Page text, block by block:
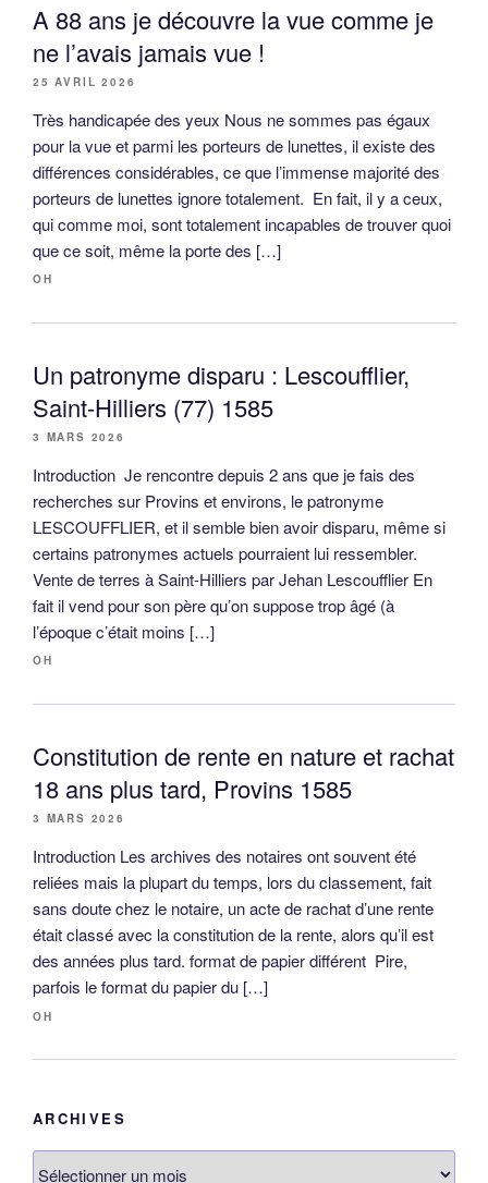
A 88 ans je découvre la vue comme je
ne l’avais jamais vue !
25 AVRIL 2026
Très handicapée des yeux Nous ne sommes pas égaux
pour la vue et parmi les porteurs de lunettes, il existe des
différences considérables, ce que l’immense majorité des
porteurs de lunettes ignore totalement. En fait, il y a ceux,
qui comme moi, sont totalement incapables de trouver quoi
que ce soit, même la porte des […]
OH
Un patronyme disparu : Lescoufflier,
Saint-Hilliers (77) 1585
3 MARS 2026
Introduction Je rencontre depuis 2 ans que je fais des
recherches sur Provins et environs, le patronyme
LESCOUFFLIER, et il semble bien avoir disparu, même si
certains patronymes actuels pourraient lui ressembler.
Vente de terres à Saint-Hilliers par Jehan Lescoufflier En
fait il vend pour son père qu’on suppose trop âgé (à
l’époque c’était moins […]
OH
Constitution de rente en nature et rachat
18 ans plus tard, Provins 1585
3 MARS 2026
Introduction Les archives des notaires ont souvent été
reliées mais la plupart du temps, lors du classement, fait
sans doute chez le notaire, un acte de rachat d’une rente
était classé avec la constitution de la rente, alors qu’il est
des années plus tard. format de papier différent Pire,
parfois le format du papier du […]
OH
ARCHIVES